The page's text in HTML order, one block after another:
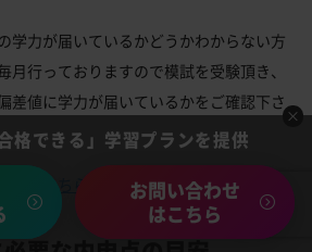
学力が届いているかどうかわからない方
月行っておりますので模試を受験頂き、
差値に学力が届いているかをご確認下さ
てはこちら
格できる」学習プランを提供
お問い合わせ
はこちら